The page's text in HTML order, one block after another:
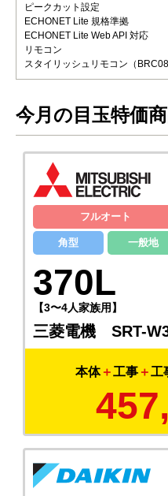
ピークカット設定
ECHONET Lite 規格準拠
ECHONET Lite Web API 対応
リモコン
スタイリッシュリモコン（
今月の目玉特価
フルオート
角型 一般地
370L
【3〜4人家族用】
三菱電機 SRT-
本体＋工事 ＋工